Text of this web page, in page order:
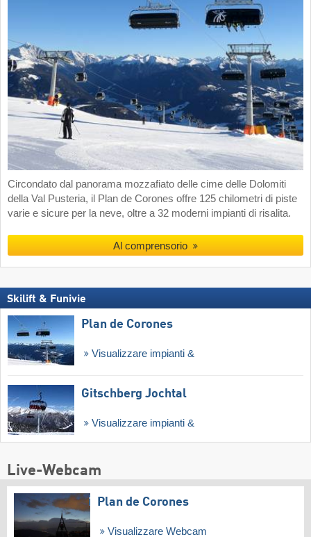
Circondato dal panorama mozzafiato delle cime delle Dolomiti
della Val Pusteria, il Plan de Corones offre 125 chilometri di piste
varie e sicure per la neve, oltre a 32 moderni impianti di risalita.
Al comprensorio
Skilift & Funivie
Plan de Corones
Visualizzare impianti &
Gitschberg Jochtal
Visualizzare impianti &
Live-Webcam
Plan de Corones
Visualizzare Webcam